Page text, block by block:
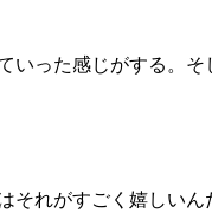
った感じがする。そ
れがすごく嬉しい